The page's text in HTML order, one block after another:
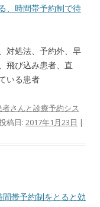
、時間帯予約制で待
対処法、予約外、早
飛び込み患者、直
いる患者
者さんと診療予約シス
稿日: 2017年1月23日 |
間帯予約制をとると効